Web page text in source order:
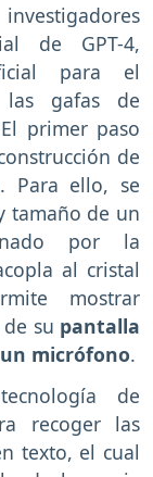
de GPT-4,
para el
gafas de
primer paso
de
Para ello, se
tamaño de un
por la
al cristal
mostrar
su pantalla
micrófono.
de
recoger las
texto, el cual